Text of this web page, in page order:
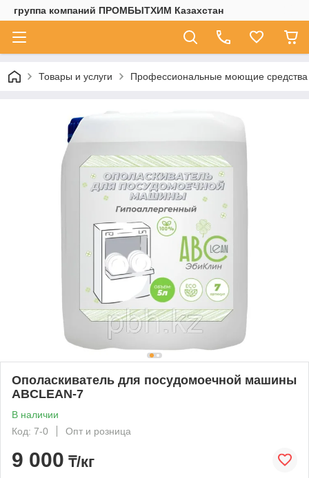
группа компаний ПРОМБЫТХИМ Казахстан
Товары и услуги Профессиональные моющие средства
Ополаскиватель для посудомоечной машины
ABCLEAN-7
В наличии
Код: 7-0
Опт и розница
9 000 ₸/кг